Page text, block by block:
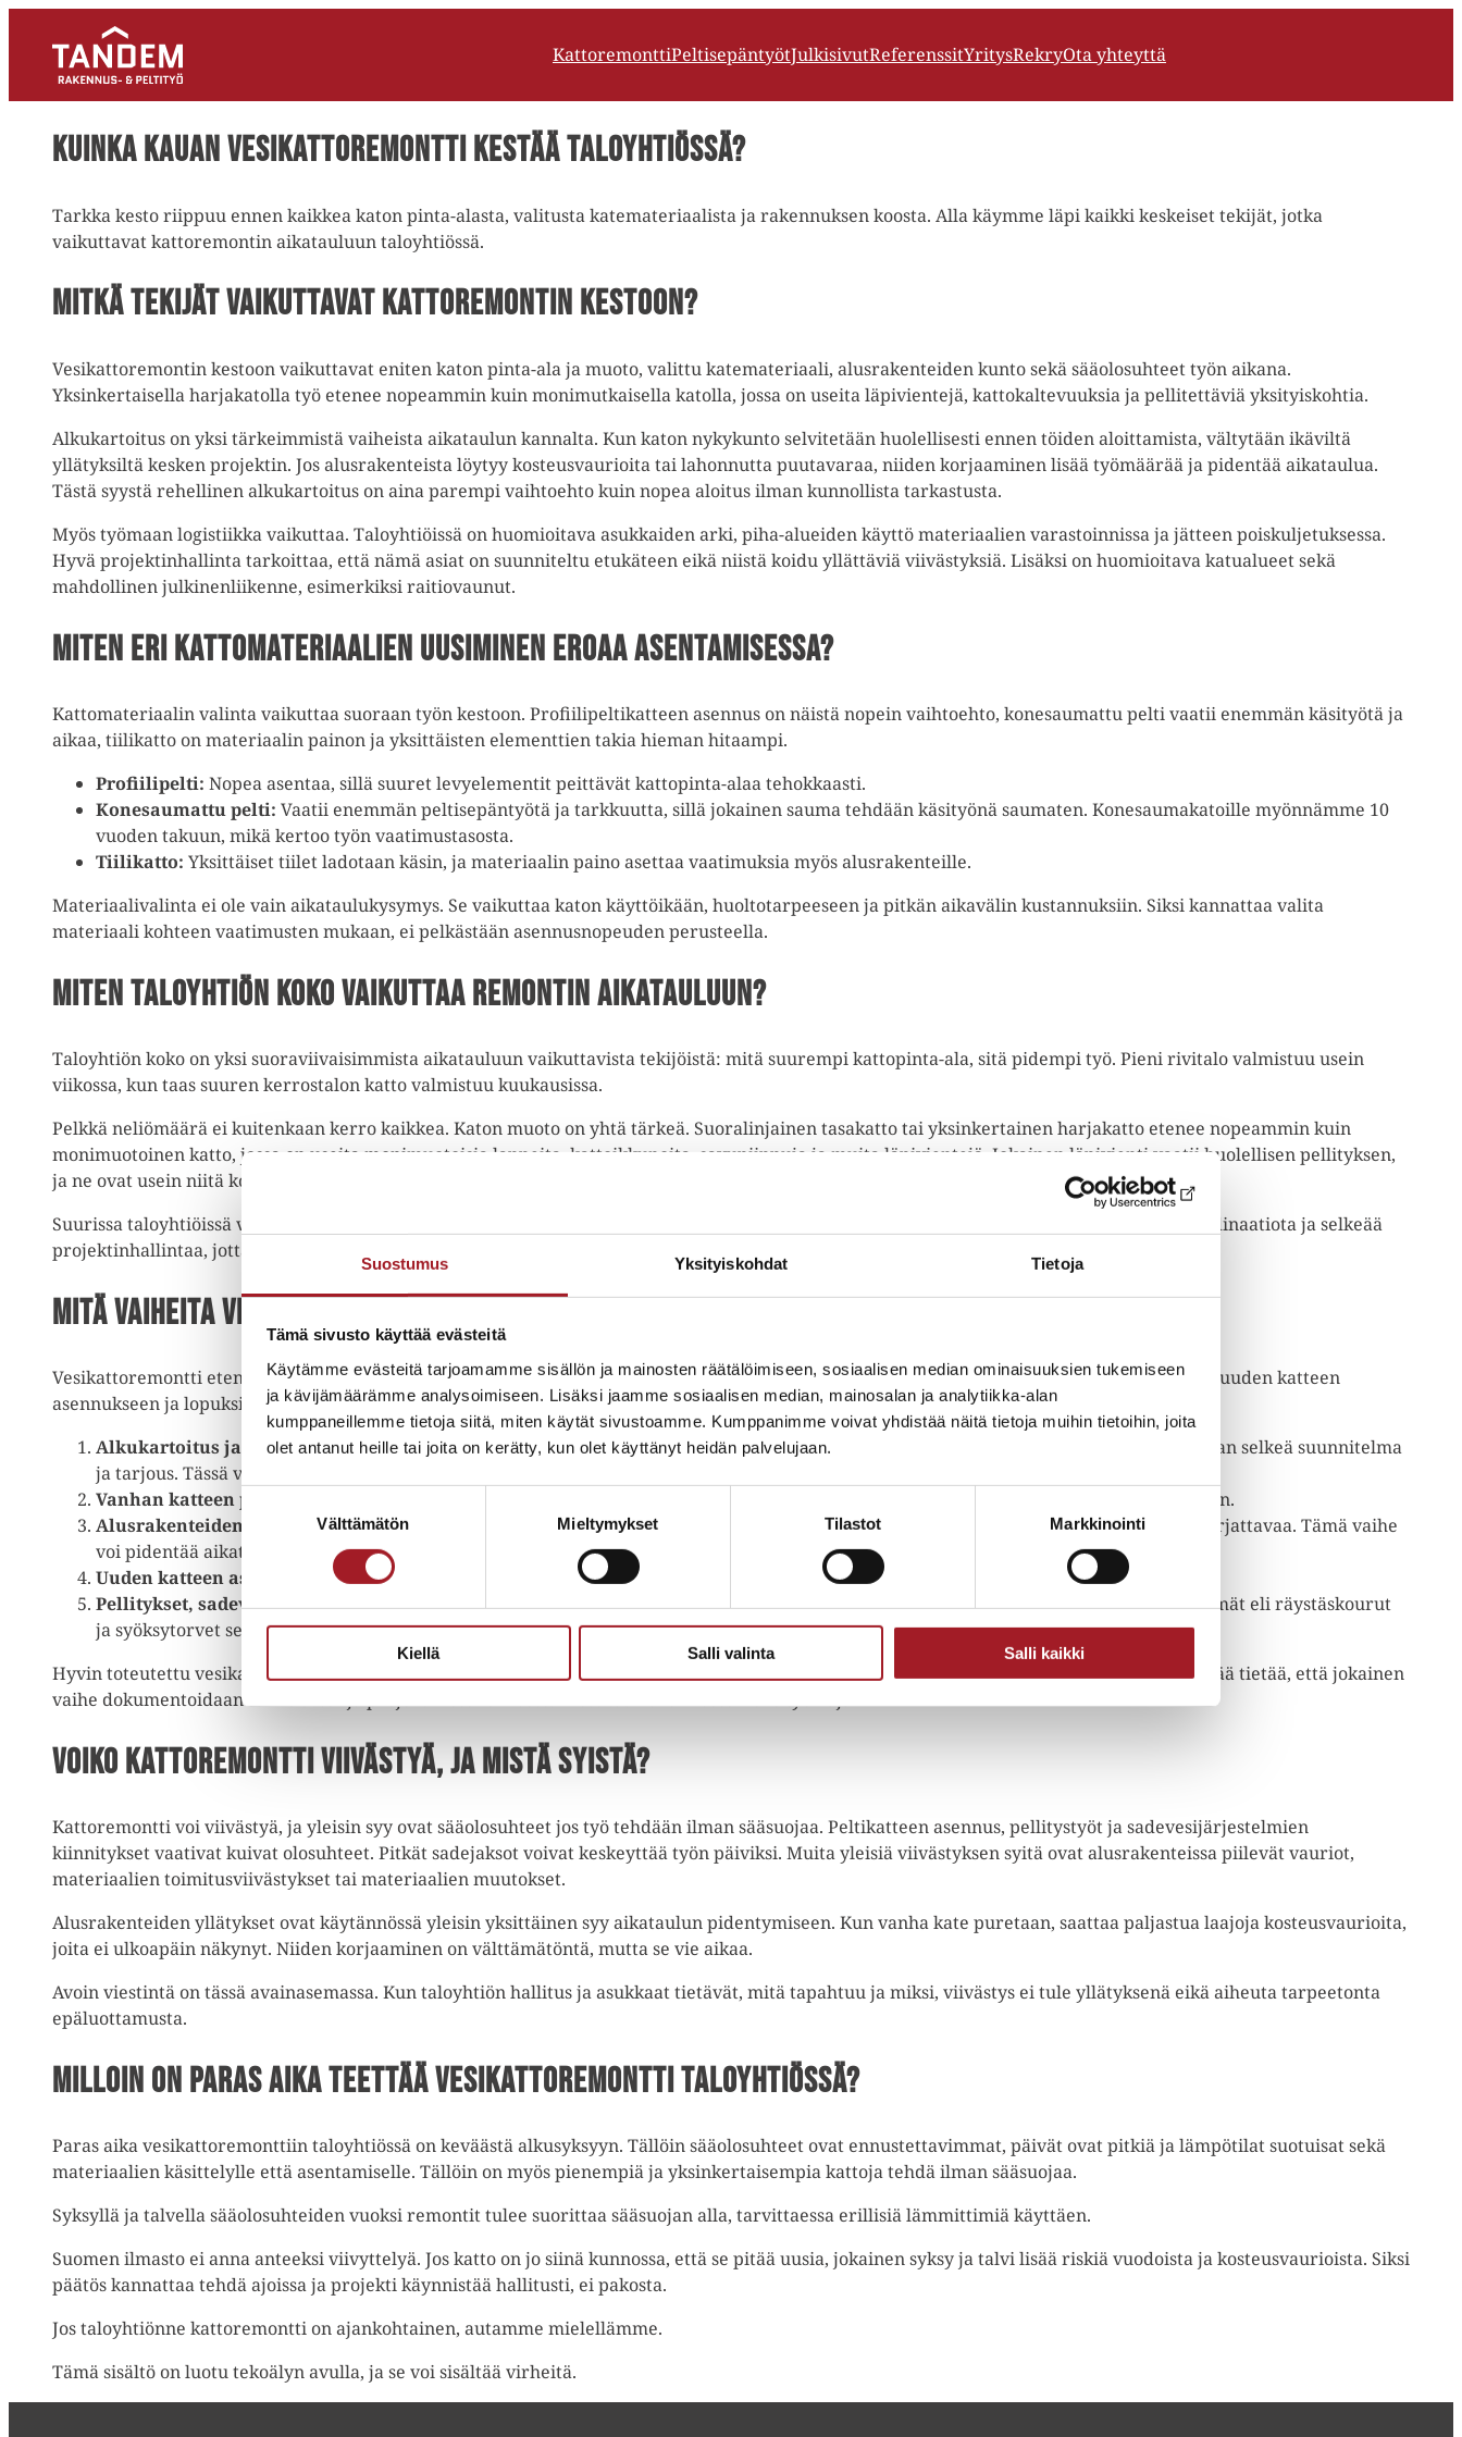
Suostumus Yksityiskohdat Tietoja
Tämä sivusto käyttää evästeitä
Käytämme evästeitä tarjoamamme sisällön ja mainosten räätälöimiseen, sosiaalisen median ominaisuuksien tukemiseen
ja kävijämäärämme analysoimiseen. Lisäksi jaamme sosiaalisen median, mainosalan ja analytiikka-alan
kumppaneillemme tietoja siitä, miten käytät sivustoamme. Kumppanimme voivat yhdistää näitä tietoja muihin tietoihin, joita
olet antanut heille tai joita on kerätty, kun olet käyttänyt heidän palvelujaan.
Suostumuksen
valinta
Välttämätön Mieltymykset Tilastot Markkinointi
Kiellä Salli valinta Salli kaikki
KattoremonttiPeltisepäntyötJulkisivutReferenssitYritysRekryOta yhteyttä
Kuinka kauan vesikattoremontti kestää taloyhtiössä?
Tarkka kesto riippuu ennen kaikkea katon pinta-alasta, valitusta katemateriaalista ja rakennuksen koosta. Alla käymme läpi kaikki keskeiset tekijät, jotka
vaikuttavat kattoremontin aikatauluun taloyhtiössä.
Mitkä tekijät vaikuttavat kattoremontin kestoon?
Vesikattoremontin kestoon vaikuttavat eniten katon pinta-ala ja muoto, valittu katemateriaali, alusrakenteiden kunto sekä sääolosuhteet työn aikana.
Yksinkertaisella harjakatolla työ etenee nopeammin kuin monimutkaisella katolla, jossa on useita läpivientejä, kattokaltevuuksia ja pellitettäviä yksityiskohtia.
Alkukartoitus on yksi tärkeimmistä vaiheista aikataulun kannalta. Kun katon nykykunto selvitetään huolellisesti ennen töiden aloittamista, vältytään ikäviltä
yllätyksiltä kesken projektin. Jos alusrakenteista löytyy kosteusvaurioita tai lahonnutta puutavaraa, niiden korjaaminen lisää työmäärää ja pidentää aikataulua.
Tästä syystä rehellinen alkukartoitus on aina parempi vaihtoehto kuin nopea aloitus ilman kunnollista tarkastusta.
Myös työmaan logistiikka vaikuttaa. Taloyhtiöissä on huomioitava asukkaiden arki, piha-alueiden käyttö materiaalien varastoinnissa ja jätteen poiskuljetuksessa.
Hyvä projektinhallinta tarkoittaa, että nämä asiat on suunniteltu etukäteen eikä niistä koidu yllättäviä viivästyksiä. Lisäksi on huomioitava katualueet sekä
mahdollinen julkinenliikenne, esimerkiksi raitiovaunut.
Miten eri kattomateriaalien uusiminen eroaa asentamisessa?
Kattomateriaalin valinta vaikuttaa suoraan työn kestoon. Profiilipeltikatteen asennus on näistä nopein vaihtoehto, konesaumattu pelti vaatii enemmän käsityötä ja
aikaa, tiilikatto on materiaalin painon ja yksittäisten elementtien takia hieman hitaampi.
Profiilipelti: Nopea asentaa, sillä suuret levyelementit peittävät kattopinta-alaa tehokkaasti.
Konesaumattu pelti: Vaatii enemmän peltisepäntyötä ja tarkkuutta, sillä jokainen sauma tehdään käsityönä saumaten. Konesaumakatoille myönnämme 10
vuoden takuun, mikä kertoo työn vaatimustasosta.
Tiilikatto: Yksittäiset tiilet ladotaan käsin, ja materiaalin paino asettaa vaatimuksia myös alusrakenteille.
Materiaalivalinta ei ole vain aikataulukysymys. Se vaikuttaa katon käyttöikään, huoltotarpeeseen ja pitkän aikavälin kustannuksiin. Siksi kannattaa valita
materiaali kohteen vaatimusten mukaan, ei pelkästään asennusnopeuden perusteella.
Miten taloyhtiön koko vaikuttaa remontin aikatauluun?
Taloyhtiön koko on yksi suoraviivaisimmista aikatauluun vaikuttavista tekijöistä: mitä suurempi kattopinta-ala, sitä pidempi työ. Pieni rivitalo valmistuu usein
viikossa, kun taas suuren kerrostalon katto valmistuu kuukausissa.
Pelkkä neliömäärä ei kuitenkaan kerro kaikkea. Katon muoto on yhtä tärkeä. Suoralinjainen tasakatto tai yksinkertainen harjakatto etenee nopeammin kuin
monimuotoinen katto, jossa on useita monimuotoisia lappeita, kattoikkunoita, savupiippuja ja muita läpivientejä. Jokainen läpivienti vaatii huolellisen pellityksen,
ja ne ovat usein niitä kohtia, joista kosteus pääsee rakenteisiin, jos työ tehdään huolimattomasti.
Suurissa taloyhtiöissä voidaan tarvittaessa käyttää useampaa työryhmää samanaikaisesti eri osissa rakennusta. Tämä edellyttää hyvää koordinaatiota ja selkeää
projektinhallintaa, jotta laatu pysyy tasaisena koko kohteessa.
Mitä vaiheita vesikattoremonttiin kuuluu?
Vesikattoremontti etenee aina alkukartoituksesta suunnitteluun, vanhan katteen purkuun, alusrakenteiden tarkistukseen ja kunnostukseen, uuden katteen
asennukseen ja lopuksi pellitysten, sadevesijärjestelmien ja kattoturvatuotteiden asennukseen. Jokainen vaihe on edellytys seuraavalle.
Alkukartoitus ja suunnittelu: Selvitämme katon nykykunnon, mahdolliset vauriot ja tarvittavat toimenpiteet. Tämän pohjalta laaditaan selkeä suunnitelma
ja tarjous. Tässä vaiheessa myös sovitaan aikataulu ja työmaan käytännöt taloyhtiön kanssa.
Vanhan katteen purku:
Vanha katemateriaali poistetaan hallitusti. Purku on työvaihe, joka paljastaa alusrakenteiden todellisen kunnon.
Alusrakenteiden tarkistus ja kunnostus:
Tarkistamme, onko laudoituksessa tai muissa alusrakenteissa kosteusvaurioita tai muuta korjattavaa. Tämä vaihe
voi pidentää aikataulua, mutta se on välttämätön kestävän lopputuloksen kannalta.
Uuden katteen asennus:
Uusi katemateriaali asennetaan tarkasti, jokainen sauma ja kiinnike oikeaan paikkaan.
Pellitykset, sadevesijärjestelmät ja kattoturvatuotteet:Lopuksi viimeisteellään pellitykset läpivientien liittymissä, sadevesijärjestelmät eli räystäskourut
ja syöksytorvet sekä kattoturvatuotteet kuten lumiesteet, lapetikkaat ja kattosillat.
Hyvin toteutettu vesikattoremontti suojaa rakennusta kosteusvaurioilta vuosikymmeniksi. Taloyhtiön hallitukselle ja isännöitsijälle on tärkeää tietää, että jokainen
vaihe dokumentoidaan sähköisesti ja projektin etenemisestä viestitään aktiivisesti koko työn ajan.
Voiko kattoremontti viivästyä, ja mistä syistä?
Kattoremontti voi viivästyä, ja yleisin syy ovat sääolosuhteet jos työ tehdään ilman sääsuojaa. Peltikatteen asennus, pellitystyöt ja sadevesijärjestelmien
kiinnitykset vaativat kuivat olosuhteet. Pitkät sadejaksot voivat keskeyttää työn päiviksi. Muita yleisiä viivästyksen syitä ovat alusrakenteissa piilevät vauriot,
materiaalien toimitusviivästykset tai materiaalien muutokset.
Alusrakenteiden yllätykset ovat käytännössä yleisin yksittäinen syy aikataulun pidentymiseen. Kun vanha kate puretaan, saattaa paljastua laajoja kosteusvaurioita,
joita ei ulkoapäin näkynyt. Niiden korjaaminen on välttämätöntä, mutta se vie aikaa.
Avoin viestintä on tässä avainasemassa. Kun taloyhtiön hallitus ja asukkaat tietävät, mitä tapahtuu ja miksi, viivästys ei tule yllätyksenä eikä aiheuta tarpeetonta
epäluottamusta.
Milloin on paras aika teettää vesikattoremontti taloyhtiössä?
Paras aika vesikattoremonttiin taloyhtiössä on keväästä alkusyksyyn. Tällöin sääolosuhteet ovat ennustettavimmat, päivät ovat pitkiä ja lämpötilat suotuisat sekä
materiaalien käsittelylle että asentamiselle. Tällöin on myös pienempiä ja yksinkertaisempia kattoja tehdä ilman sääsuojaa.
Syksyllä ja talvella sääolosuhteiden vuoksi remontit tulee suorittaa sääsuojan alla, tarvittaessa erillisiä lämmittimiä käyttäen.
Suomen ilmasto ei anna anteeksi viivyttelyä. Jos katto on jo siinä kunnossa, että se pitää uusia, jokainen syksy ja talvi lisää riskiä vuodoista ja kosteusvaurioista. Siksi
päätös kannattaa tehdä ajoissa ja projekti käynnistää hallitusti, ei pakosta.
Jos taloyhtiönne kattoremontti on ajankohtainen, autamme mielellämme.
Tämä sisältö on luotu tekoälyn avulla, ja se voi sisältää virheitä.